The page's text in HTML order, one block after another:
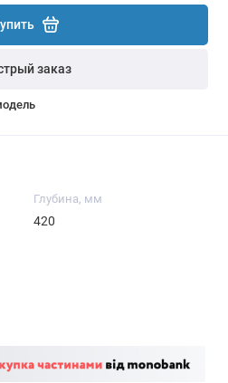
заказ
Глубина, мм
420